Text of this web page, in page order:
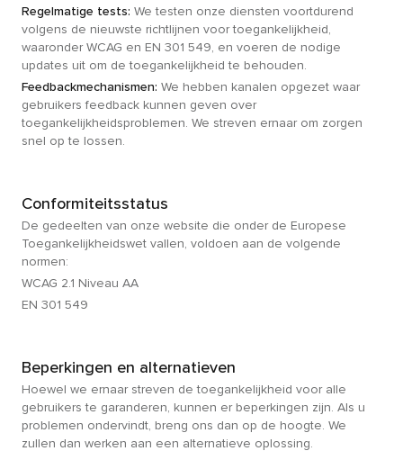
Regelmatige tests: We testen onze diensten voortdurend
volgens de nieuwste richtlijnen voor toegankelijkheid,
waaronder WCAG en EN 301 549, en voeren de nodige
updates uit om de toegankelijkheid te behouden.
Feedbackmechanismen: We hebben kanalen opgezet waar
gebruikers feedback kunnen geven over
toegankelijkheidsproblemen. We streven ernaar om zorgen
snel op te lossen.
Conformiteitsstatus
De gedeelten van onze website die onder de Europese
Toegankelijkheidswet vallen, voldoen aan de volgende
normen:
WCAG 2.1 Niveau AA
EN 301 549
Beperkingen en alternatieven
Hoewel we ernaar streven de toegankelijkheid voor alle
gebruikers te garanderen, kunnen er beperkingen zijn. Als u
problemen ondervindt, breng ons dan op de hoogte. We
zullen dan werken aan een alternatieve oplossing.